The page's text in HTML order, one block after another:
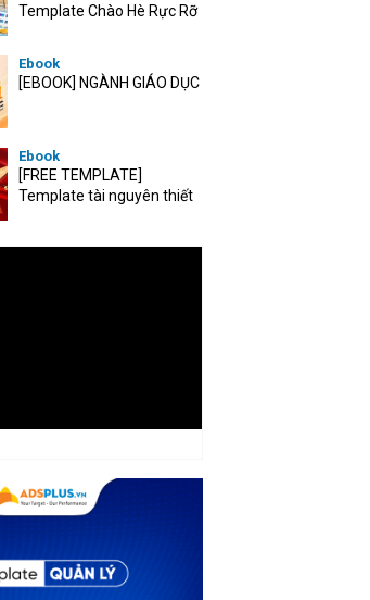
Template Chào Hè Rực Rỡ
Ebook
[EBOOK] NGÀNH GIÁO DỤC
Ebook
[FREE TEMPLATE]
Template tài nguyên thiết